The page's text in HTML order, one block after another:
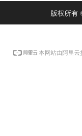
版权所有
本网站由阿里云